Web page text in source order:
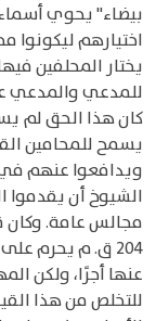
بيضاء" يحوي
اختيارهم
يختار المحلفين
للمدعي والمدعي
كان هذا الحق لم
يسمح للمحامين
ويدافعوا عنهم
الشيوخ أن
204 ق. م يحرم
عنها أجرًا، ولكن
للتخلص من هذا